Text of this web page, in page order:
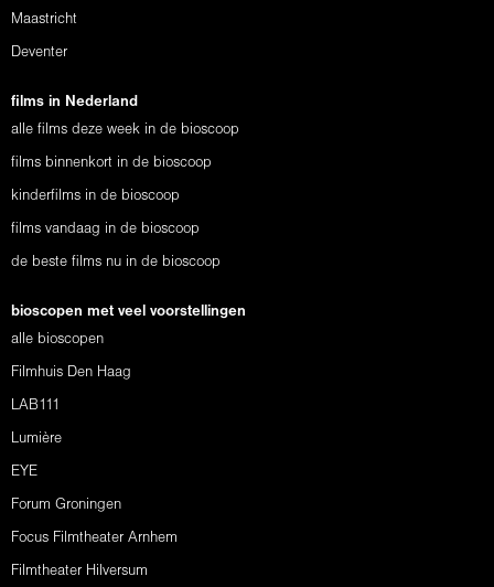
Maastricht
Deventer
films in Nederland
alle films deze week in de bioscoop
films binnenkort in de bioscoop
kinderfilms in de bioscoop
films vandaag in de bioscoop
de beste films nu in de bioscoop
bioscopen met veel voorstellingen
alle bioscopen
Filmhuis Den Haag
LAB111
Lumière
EYE
Forum Groningen
Focus Filmtheater Arnhem
Filmtheater Hilversum